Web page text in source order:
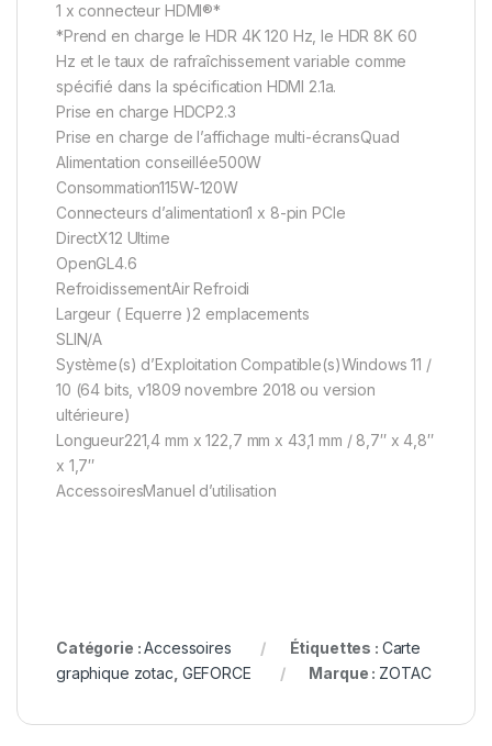
1 x connecteur HDMI®*
*Prend en charge le HDR 4K 120 Hz, le HDR 8K 60
Hz et le taux de rafraîchissement variable comme
spécifié dans la spécification HDMI 2.1a.
Prise en charge HDCP2.3
Prise en charge de l’affichage multi-écransQuad
Alimentation conseillée500W
Consommation115W-120W
Connecteurs d’alimentation1 x 8-pin PCIe
DirectX12 Ultime
OpenGL4.6
RefroidissementAir Refroidi
Largeur ( Equerre )2 emplacements
SLIN/A
Système(s) d’Exploitation Compatible(s)Windows 11 /
10 (64 bits, v1809 novembre 2018 ou version
ultérieure)
Longueur221,4 mm x 122,7 mm x 43,1 mm / 8,7″ x 4,8″
x 1,7″
AccessoiresManuel d’utilisation
Catégorie :Accessoires Étiquettes : Carte
graphique zotac GEFORCE Marque : ZOTAC